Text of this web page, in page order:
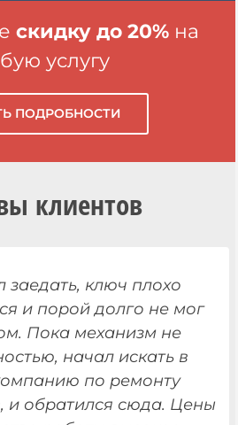
скидку до 20% на
услугу
ПОДРОБНОСТИ
клиентов
заедать, ключ плохо
и порой долго не мог
Пока механизм не
начал искать в
по ремонту
и обратился сюда. Цены